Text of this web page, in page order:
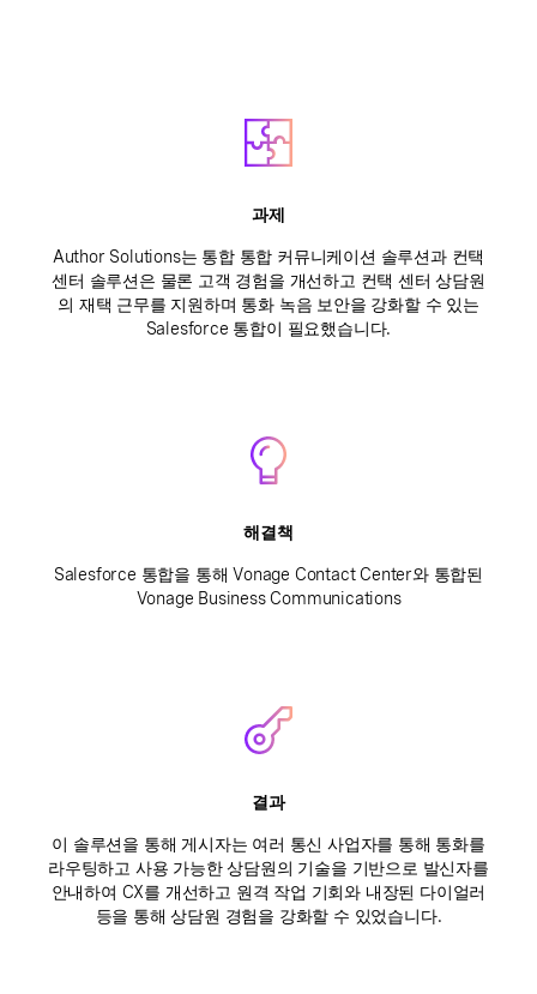
과제
Author Solutions는 통합 통합 커뮤니케이션 솔루션과 컨택
센터 솔루션은 물론 고객 경험을 개선하고 컨택 센터 상담원
의 재택 근무를 지원하며 통화 녹음 보안을 강화할 수 있는
Salesforce 통합이 필요했습니다.
해결책
Salesforce 통합을 통해 Vonage Contact Center와 통합된
Vonage Business Communications
결과
이 솔루션을 통해 게시자는 여러 통신 사업자를 통해 통화를
라우팅하고 사용 가능한 상담원의 기술을 기반으로 발신자를
안내하여 CX를 개선하고 원격 작업 기회와 내장된 다이얼러
등을 통해 상담원 경험을 강화할 수 있었습니다.